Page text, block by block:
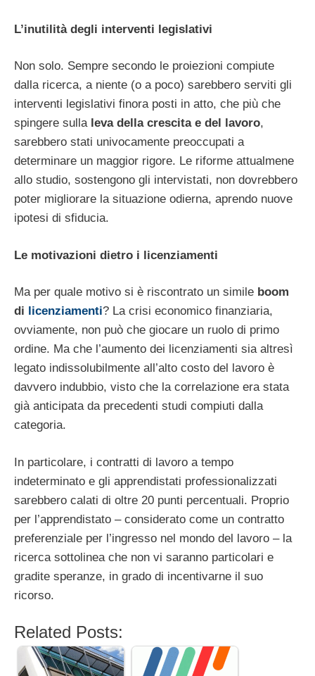
L’inutilità degli interventi legislativi
Non solo. Sempre secondo le proiezioni compiute
dalla ricerca, a niente (o a poco) sarebbero serviti gli
interventi legislativi finora posti in atto, che più che
spingere sulla leva della crescita e del lavoro,
sarebbero stati univocamente preoccupati a
determinare un maggior rigore. Le riforme attualmene
allo studio, sostengono gli intervistati, non dovrebbero
poter migliorare la situazione odierna, aprendo nuove
ipotesi di sfiducia.
Le motivazioni dietro i licenziamenti
Ma per quale motivo si è riscontrato un simile boom
di
licenziamenti? La crisi economico finanziaria,
ovviamente, non può che giocare un ruolo di primo
ordine. Ma che l’aumento dei licenziamenti sia altresì
legato indissolubilmente all’alto costo del lavoro è
davvero indubbio, visto che la correlazione era stata
già anticipata da precedenti studi compiuti dalla
categoria.
In particolare, i contratti di lavoro a tempo
indeterminato e gli apprendistati professionalizzati
sarebbero calati di oltre 20 punti percentuali. Proprio
per l’apprendistato – considerato come un contratto
preferenziale per l’ingresso nel mondo del lavoro – la
ricerca sottolinea che non vi saranno particolari e
gradite speranze, in grado di incentivarne il suo
ricorso.
Related Posts: